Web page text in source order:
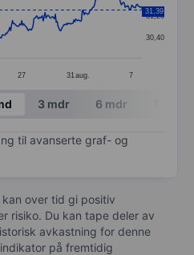
categories.
displaying values. Data
27 31 aug. 7
30,40
31,20
31,39
3 mdr 6 mdr
til avanserte graf- og
over tid gi positiv
risiko. Du kan tape deler av
avkastning for denne
på fremtidig